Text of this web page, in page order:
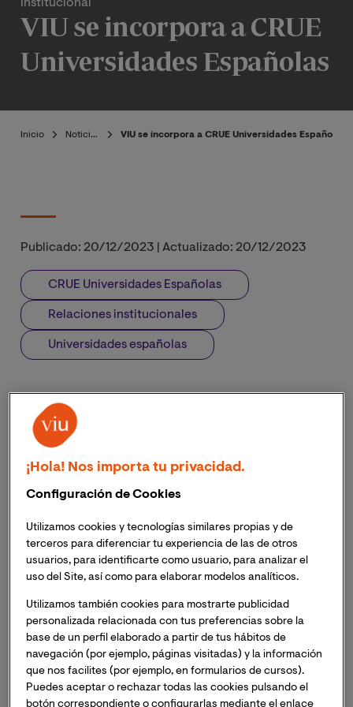
Institucional
VIU se incorpora a CRUE
Universidades Españolas
Inicio Noticias VIU se incorpora a CRUE Universidades Españolas
Publicado: 20/12/2023 Actualizado: 20/12/2023
CRUE Universidades Españolas
Relaciones institucionales
Universidades españolas
¡Hola! Nos importa tu privacidad.
Configuración de Cookies
Utilizamos cookies y tecnologías similares propias y de
terceros para diferenciar tu experiencia de las de otros
usuarios, para identificarte como usuario, para analizar el
uso del Site, así como para elaborar modelos analíticos.
Utilizamos también cookies para mostrarte publicidad
personalizada relacionada con tus preferencias sobre la
base de un perfil elaborado a partir de tus hábitos de
navegación (por ejemplo, páginas visitadas) y la información
que nos facilites (por ejemplo, en formularios de cursos).
Puedes aceptar o rechazar todas las cookies pulsando el